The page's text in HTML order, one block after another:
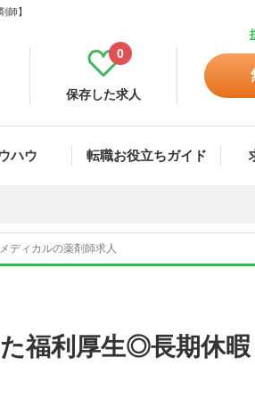
師】
保存した求人
0
ハウ 転職お役立ちガイド
ィカルの薬剤師求人
福利厚生◎長期休